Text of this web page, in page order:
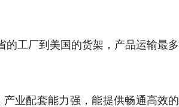
工厂到美国的货架，产品运输最多
业配套能力强，能提供畅通高效的